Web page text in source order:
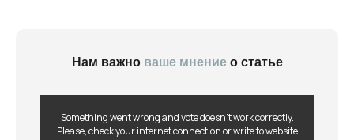
Нам важноваше мнениео статье
Something went wrong and vote doesn't work correctly.
Please, check your internet connection or write to website